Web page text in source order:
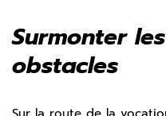
Surmonter
obstacles